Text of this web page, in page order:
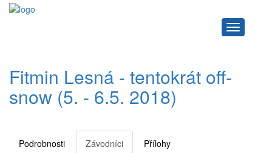
Navigace
Fitmin Lesná - tentokrát off-
snow (5. - 6.5. 2018)
Podrobnosti Závodníci Přílohy